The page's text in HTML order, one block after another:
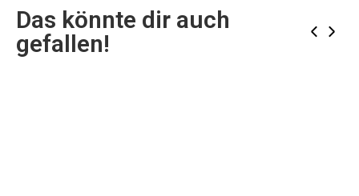
Das könnte dir auch
gefallen!
‹ ›